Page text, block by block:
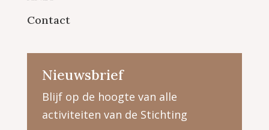
Contact
Nieuwsbrief
Blijf op de hoogte van alle
activiteiten van de Stichting